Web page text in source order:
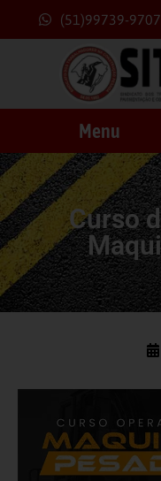
(51)99739-9707
Menu
Curso